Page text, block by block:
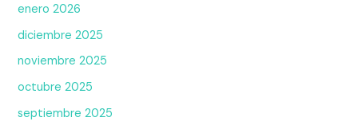
enero 2026
diciembre 2025
noviembre 2025
octubre 2025
septiembre 2025